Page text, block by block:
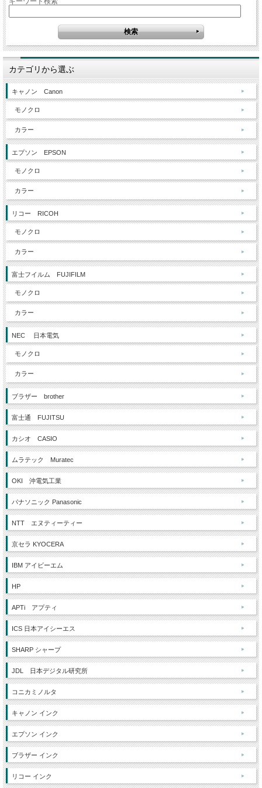
カテゴリから選ぶ
キャノン Canon
モノクロ
カラー
エプソン EPSON
モノクロ
カラー
リコー RICOH
モノクロ
カラー
富士フイルム FUJIFILM
モノクロ
カラー
NEC 日本電気
モノクロ
カラー
ブラザー brother
富士通 FUJITSU
カシオ CASIO
ムラテック Muratec
OKI 沖電気工業
パナソニック Panasonic
NTT エヌティーティー
京セラ KYOCERA
IBM アイビーエム
HP
APTi アプティ
ICS 日本アイシーエス
SHARP シャープ
JDL 日本デジタル研究所
コニカミノルタ
キャノン インク
エプソン インク
ブラザー インク
リコー インク